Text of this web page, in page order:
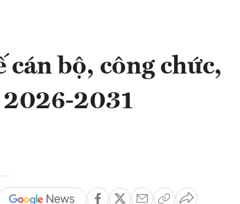
bộ, công chức,
2026-2031